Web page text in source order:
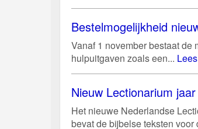
Bestelmogelijkheid
Vanaf 1 november bestaat
hulpuitgaven zoals een...
Nieuw Lectionarium
Het nieuwe Nederlandse
bevat de bijbelse teksten voor